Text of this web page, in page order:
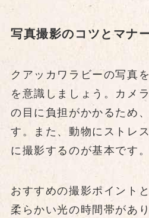
写真撮影のコツとマナ
クアッカワラビーの写真
を意識しましょう。カメ
の目に負担がかかるため
す。また、動物にストレ
に撮影するのが基本です。
おすすめの撮影ポイント
柔らかい光の時間帯があ